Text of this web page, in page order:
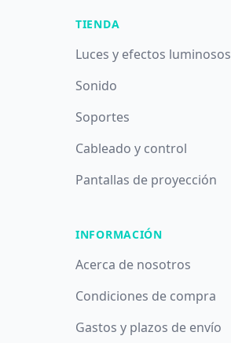
TIENDA
Luces y efectos luminosos
Sonido
Soportes
Cableado y control
Pantallas de proyección
INFORMACIÓN
Acerca de nosotros
Condiciones de compra
Gastos y plazos de envío